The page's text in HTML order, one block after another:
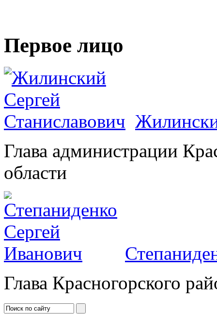
Первое лицо
Глава администрации
области
Глава Красногорского